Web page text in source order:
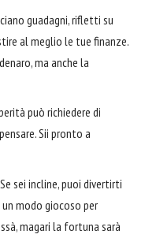
guadagni, rifletti su
al meglio le tue finanze.
ma anche la
può richiedere di
Sii pronto a
Se sei incline, puoi divertirti
modo giocoso per
magari la fortuna sarà